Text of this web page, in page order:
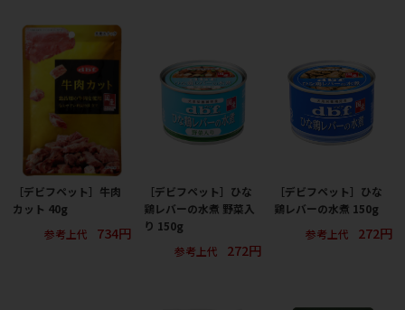
［デビフペット］牛肉
カット 40g
参考上代
734円
［デビフペット］ひな
鶏レバーの水煮 野菜入
り 150g
参考上代
272円
［デビフペット］ひな
鶏レバーの水煮 150g
参考上代
272円